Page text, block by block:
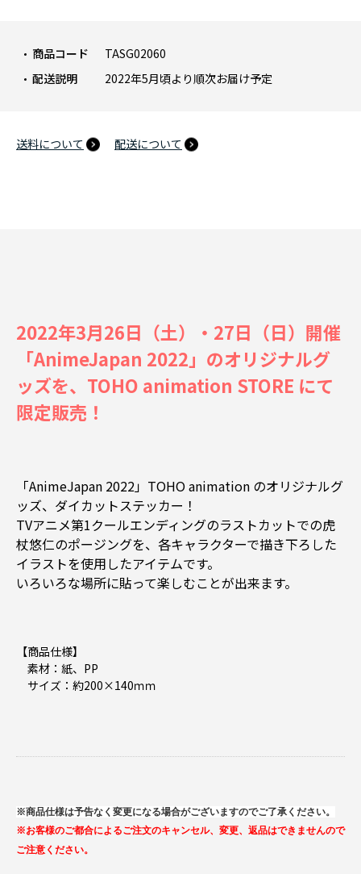
商品コード
TASG02060
配送説明
2022年5月頃より順次お届け予定
送料について 配送について
2022年3月26日（土）・27日（日）開催
「AnimeJapan 2022」のオリジナルグ
ッズを、TOHO animation STORE にて
限定販売！
「AnimeJapan 2022」TOHO animation のオリジナルグ
ッズ、ダイカットステッカー！
TVアニメ第1クールエンディングのラストカットでの虎
杖悠仁のポージングを、各キャラクターで描き下ろした
イラストを使用したアイテムです。
いろいろな場所に貼って楽しむことが出来ます。
【商品仕様】
素材：紙、PP
サイズ：約200×140ｍｍ
※商品仕様は予告なく変更になる場合がございますのでご了承ください。
※お客様のご都合によるご注文のキャンセル、変更、返品はできませんので
ご注意ください。